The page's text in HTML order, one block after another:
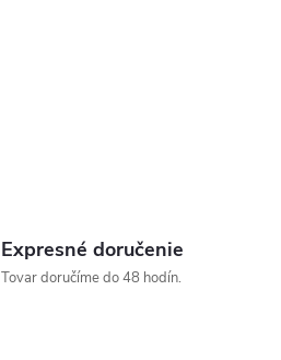
Expresné doručenie
Tovar doručíme do 48 hodín.